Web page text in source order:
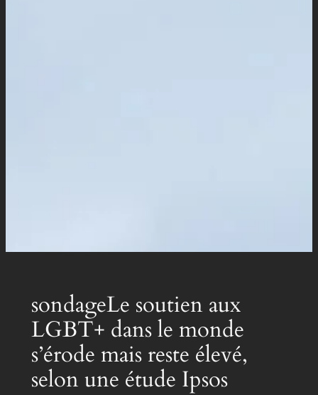
sondageLe soutien aux
LGBT+ dans le monde
s’érode mais reste élevé,
selon une étude Ipsos